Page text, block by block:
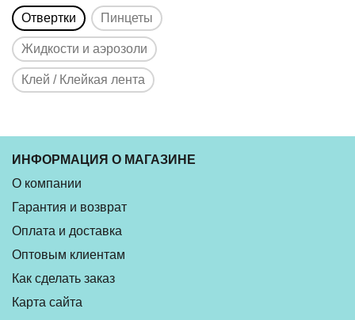
Отвертки Пинцеты
Жидкости и аэрозоли
Клей / Клейкая лента
ИНФОРМАЦИЯ О МАГАЗИНЕ
О компании
Гарантия и возврат
Оплата и доставка
Оптовым клиентам
Как сделать заказ
Карта сайта